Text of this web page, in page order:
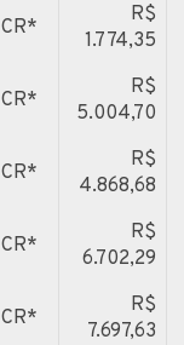
CR*
R$
1.774,35
CR*
R$
5.004,70
CR*
R$
4.868,68
CR*
R$
6.702,29
CR*
R$
7.697,63